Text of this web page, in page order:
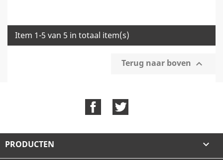
Item 1-5 van 5 in totaal item(s)
Terug naar boven 
Facebook
PRODUCTEN 